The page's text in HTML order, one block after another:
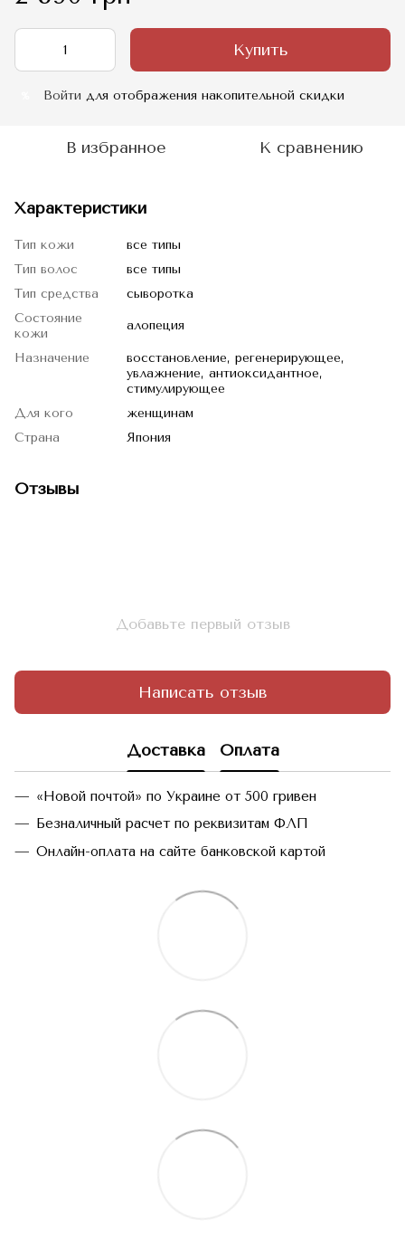
Купить
Войти для отображения накопительной скидки
В избранное К сравнению
Характеристики
Тип кожи
все типы
Тип волос
все типы
Тип средства
сыворотка
Состояние
кожи
алопеция
Назначение
восстановление, регенерирующее,
увлажнение, антиоксидантное,
стимулирующее
Для кого
женщинам
Страна
Япония
Отзывы
Добавьте первый отзыв
Написать отзыв
Доставка Оплата
«Новой почтой» по Украине от 500 гривен
Безналичный расчет по реквизитам ФЛП
Онлайн-оплата на сайте банковской картой